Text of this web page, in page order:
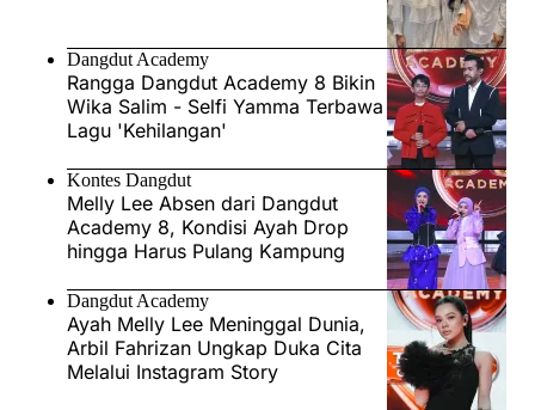
Dangdut Academy
Rangga Dangdut Academy 8 Bikin
Wika Salim - Selfi Yamma Terbawa
Lagu 'Kehilangan'
Kontes Dangdut
Melly Lee Absen dari Dangdut
Academy 8, Kondisi Ayah Drop
hingga Harus Pulang Kampung
Dangdut Academy
Ayah Melly Lee Meninggal Dunia,
Arbil Fahrizan Ungkap Duka Cita
Melalui Instagram Story